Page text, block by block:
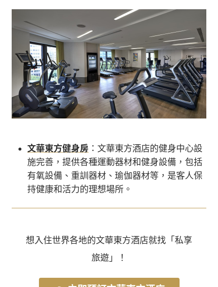
文華東方健身房 ：文華東方酒店的健身中心設
施完善，提供各種運動器材和健身設備，包括
有氧設備、重訓器材、瑜伽器材等，是客人保
持健康和活力的理想場所。
想入住世界各地的文華東方酒店就找「私享
旅遊」！